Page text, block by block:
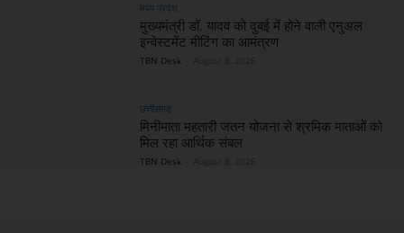
मध्य प्रदेश
मुख्यमंत्री डॉ. यादव को दुबई में होने वाली एनुअल
इन्वेस्टमेंट मीटिंग का आमंत्रण
TBN Desk
छत्तीसगढ़
मिनीमाता महतारी जतन योजना से श्रमिक माताओं को
मिल रहा आर्थिक संबल
TBN Desk